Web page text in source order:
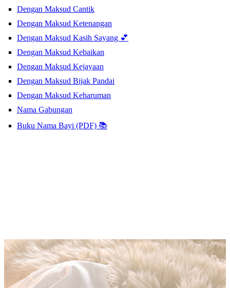
Dengan Maksud Cantik
Dengan Maksud Ketenangan
Dengan Maksud Kasih Sayang 💕
Dengan Maksud Kebaikan
Dengan Maksud Kejayaan
Dengan Maksud Bijak Pandai
Dengan Maksud Keharuman
Nama Gabungan
Buku Nama Bayi (PDF) 📚